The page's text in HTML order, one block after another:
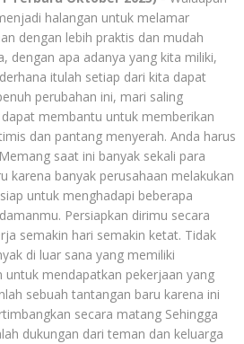
halangan untuk melamar
dengan lebih praktis dan mudah
dengan apa adanya yang kita miliki,
itulah setiap dari kita dapat
perubahan ini, mari saling
membantu untuk memberikan
dan pantang menyerah. Anda harus
saat ini banyak sekali para
karena banyak perusahaan melakukan
untuk menghadapi beberapa
Persiapkan dirimu secara
semakin hari semakin ketat. Tidak
di luar sana yang memiliki
mendapatkan pekerjaan yang
sebuah tantangan baru karena ini
secara matang Sehingga
dukungan dari teman dan keluarga